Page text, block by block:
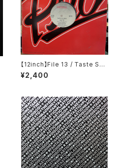
【12inch】File 13 / Taste So
Good
¥2,400